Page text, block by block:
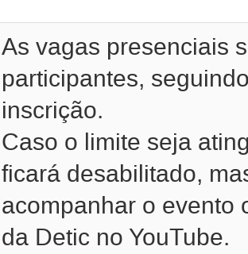
As vagas presenciais
participantes,
inscrição.
Caso o limite seja
ficará desabilitado,
acompanhar o evento
da Detic no YouTube.